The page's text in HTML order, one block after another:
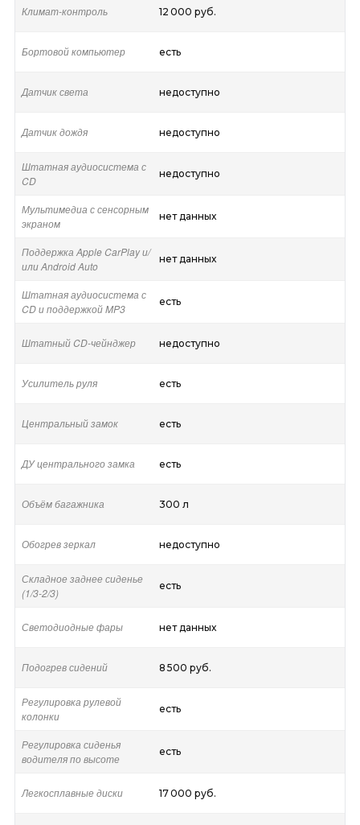
Климат-контроль 12 000 руб.
Бортовой компьютер есть
Датчик света недоступно
Датчик дождя недоступно
Штатная аудиосистема с
CD
недоступно
Мультимедиа с сенсорным
экраном
нет данных
Поддержка Apple CarPlay и/
или Android Auto
нет данных
Штатная аудиосистема с
CD и поддержкой MP3
есть
Штатный CD-чейнджер недоступно
Усилитель руля есть
Центральный замок есть
ДУ центрального замка есть
Объём багажника 300 л
Обогрев зеркал недоступно
Складное заднее сиденье
(1/3-2/3)
есть
Светодиодные фары нет данных
Подогрев сидений 8 500 руб.
Регулировка рулевой
колонки
есть
Регулировка сиденья
водителя по высоте
есть
Легкосплавные диски 17 000 руб.